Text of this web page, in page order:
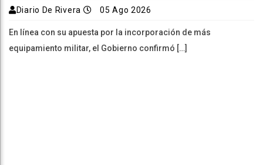
Diario De Rivera 05 Ago 2026
En línea con su apuesta por la incorporación de más
equipamiento militar, el Gobierno confirmó […]